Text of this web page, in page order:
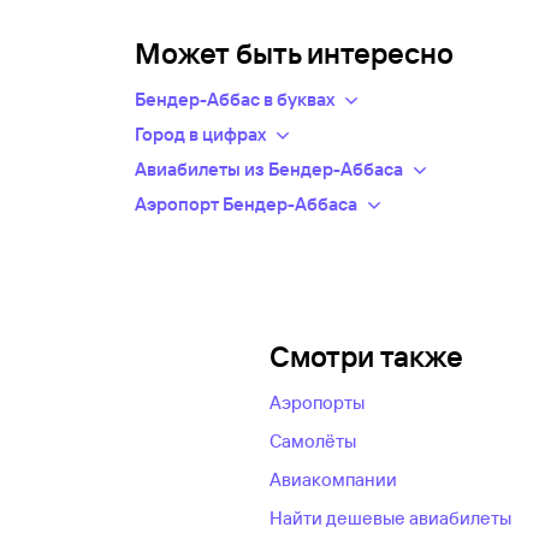
Может быть интересно
Бендер-Аббас в буквах
Обозначив конкретный пункт отправления, вы
Наш сервис позволяет оперативно
Электронные авиабилеты в Бендер-Аббас
Город в цифрах
Население: 426300 человек
Часовой пояс: +03:30 GMT
Авиабилеты из Бендер-Аббаса
Выбирайте билеты на самолет из Бендер-
Аэропорт Бендер-Аббаса
Смотри также
Аэропорты
Самолёты
Авиакомпании
Найти дешевые авиабилеты